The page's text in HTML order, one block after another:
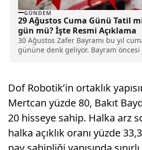
GÜNDEM
29 Ağustos Cuma Günü Tatil
gün mü? İşte Resmi Açıklama
30 Ağustos Zafer Bayramı bu yıl
gününe denk geliyor. Bayram öncesi
Dof Robotik’in ortaklık
Mertcan yüzde 80, Bakıt
20 hisseye sahip. Halka arz
halka açıklık oranı yüzde